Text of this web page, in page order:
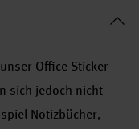
Office Sticker
sich jedoch nicht
Notizbücher,